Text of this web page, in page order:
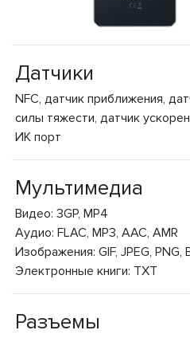
Датчики
NFC, датчик приближения,
силы тяжести, датчик
ИК порт
Мультимедиа
Видео: 3GP, MP4
Аудио: FLAC, MP3, AAC, AMR
Изображения: GIF, JPEG, PNG,
Электронные книги: TXT
Разъемы